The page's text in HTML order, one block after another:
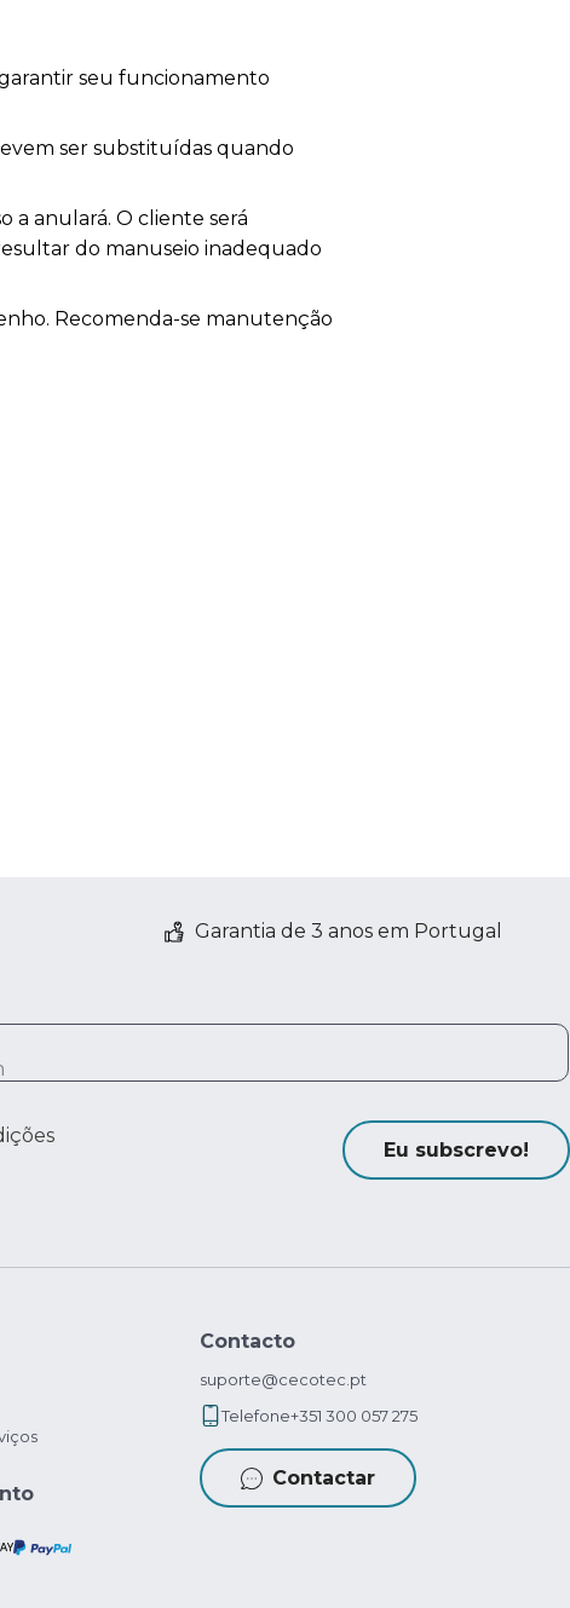
seu funcionamento
ser substituídas quando
a anulará. O cliente será
do manuseio inadequado
Recomenda-se manutenção
Garantia de 3 anos em Portugal
Eu subscrevo!
Contacto
suporte@cecotec.pt
Telefone+351 300 057 275
Contactar